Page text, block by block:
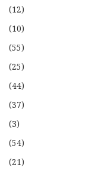
(12)
(10)
(55)
(25)
(44)
(37)
(3)
(54)
(21)